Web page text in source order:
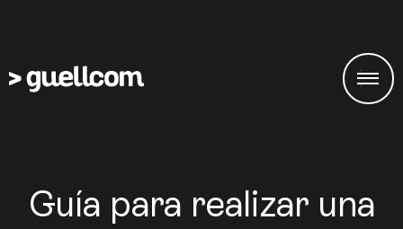
Guía para realizar una